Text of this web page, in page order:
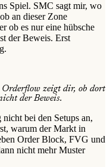
Spiel. SMC sagt mir, wo
an dieser Zone
ob es nur eine hübsche
der Beweis. Erst
zeigt dir, ob dort
der Beweis.
bei den Setups an,
warum der Markt in
Order Block, FVG und
nicht mehr Muster